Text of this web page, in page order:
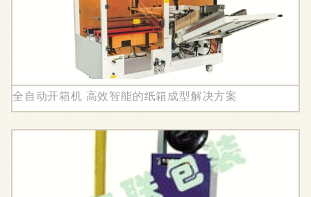
全自动开箱机 高效智能的纸箱成型解决方案